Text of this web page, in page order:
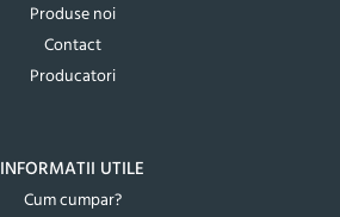
Produse noi
Contact
Producatori
INFORMATII UTILE
Cum cumpar?